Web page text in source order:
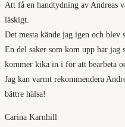
Att få en handtydning av Andreas
läskigt.
Det mesta kände jag igen och blev
En del saker som kom upp har
kommer kika in i för att bearbeta
Jag kan varmt rekommendera
bättre hälsa!
Carina Karnhill